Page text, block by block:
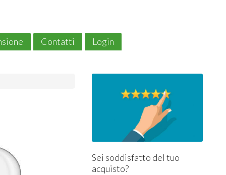
Contatti
Login
Sei soddisfatto del tuo
acquisto?